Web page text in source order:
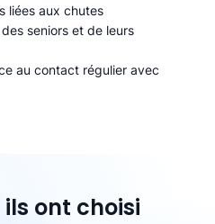
liées aux chutes
seniors et de leurs
au contact régulier avec
ont choisi